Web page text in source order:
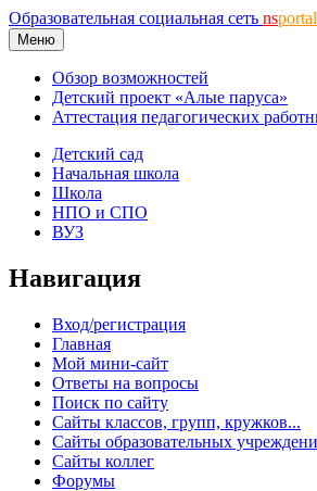
Образовательная социальная сеть ns
Меню
Обзор возможностей
Детский проект «Алые паруса»
Аттестация педагогических
Детский сад
Начальная школа
Школа
НПО и СПО
ВУЗ
Навигация
Вход/регистрация
Главная
Мой мини-сайт
Ответы на вопросы
Поиск по сайту
Сайты классов, групп, кружков...
Сайты образовательных
Сайты коллег
Форумы